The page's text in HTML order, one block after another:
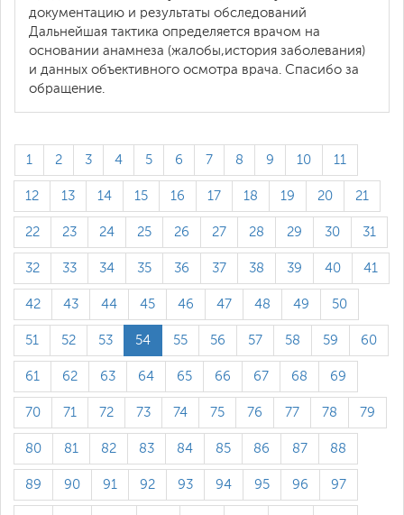
документацию и результаты обследований
Дальнейшая тактика определяется врачом на
основании анамнеза (жалобы,история заболевания)
и данных объективного осмотра врача. Спасибо за
обращение.
1 2 3 4 5 6 7 8 9 10 11
12 13 14 15 16 17 18 19 20 21
22 23 24 25 26 27 28 29 30 31
32 33 34 35 36 37 38 39 40 41
42 43 44 45 46 47 48 49 50
51 52 53 54 55 56 57 58 59 60
61 62 63 64 65 66 67 68 69
70 71 72 73 74 75 76 77 78 79
80 81 82 83 84 85 86 87 88
89 90 91 92 93 94 95 96 97